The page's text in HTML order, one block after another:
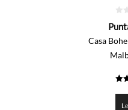
de
Casa